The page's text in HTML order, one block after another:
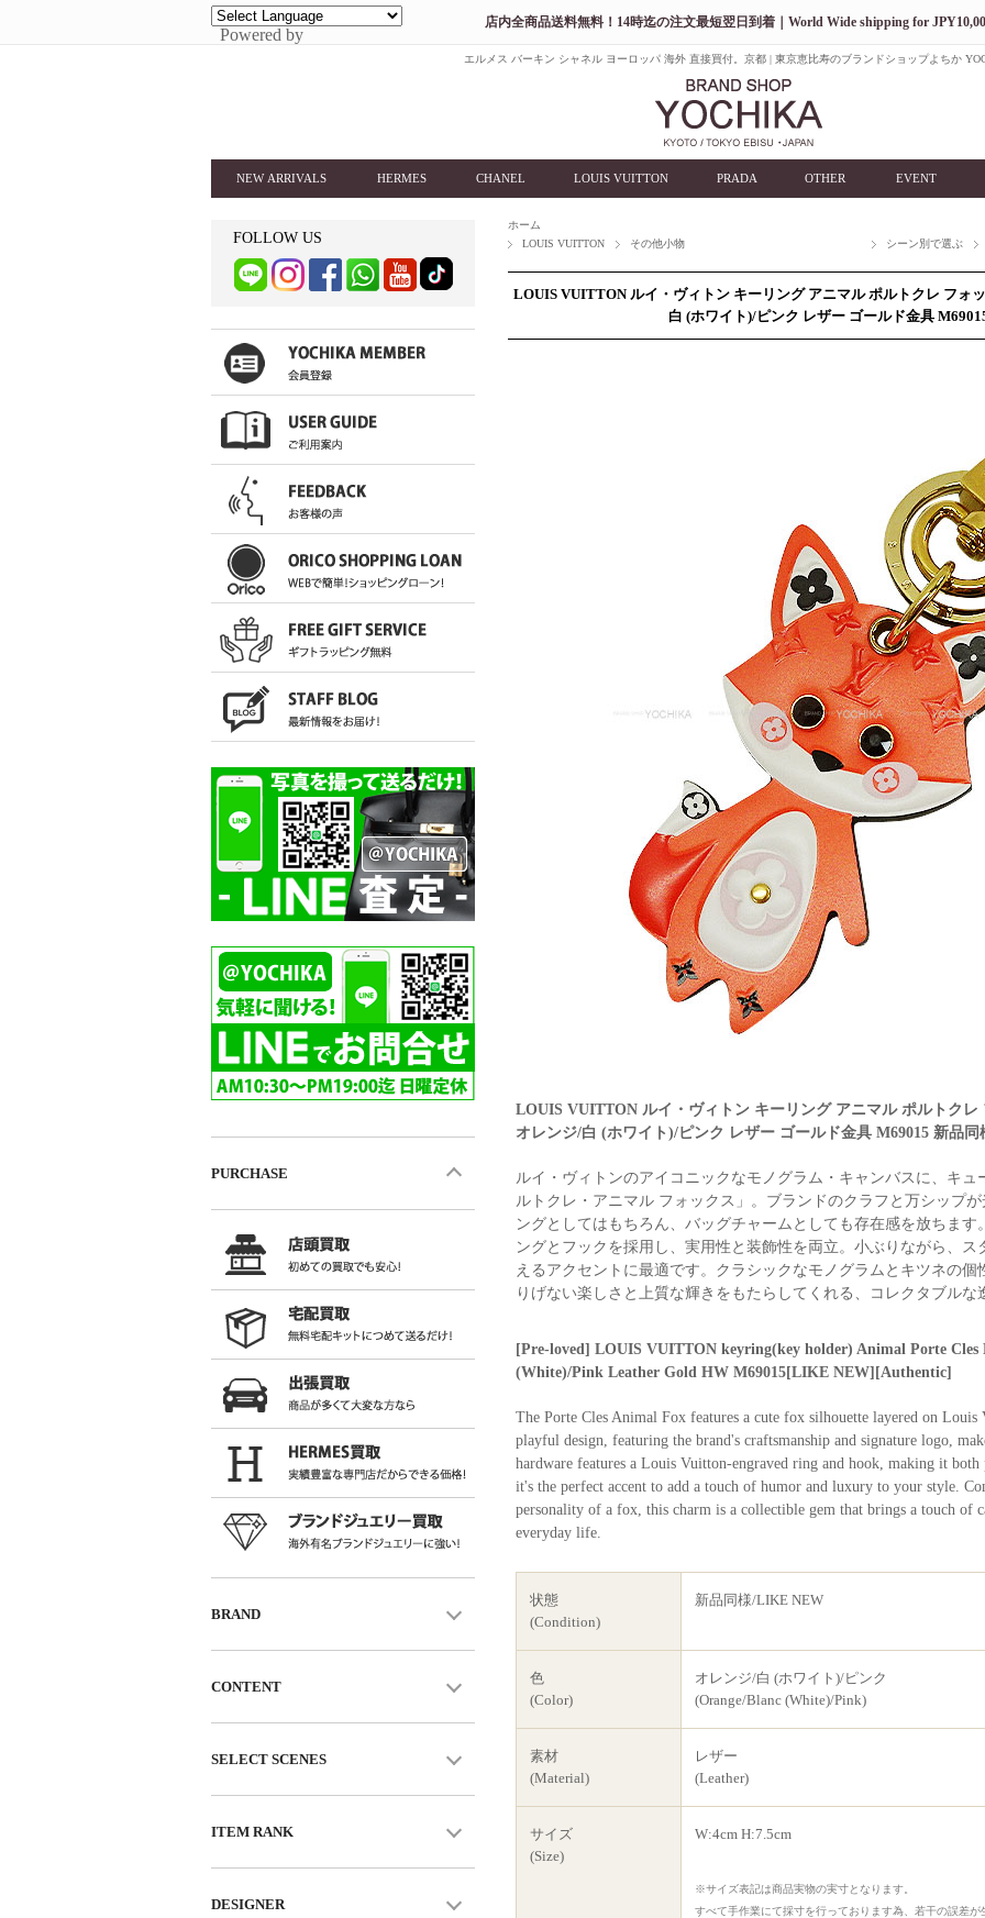
Powered by
店内全商品送料無料！14時迄の注文最短翌日到着｜World Wide shipping for
エルメス バーキン シャネル ヨーロッパ 海外 直接買付。京都 | 東京恵比寿のブランドショップよちか
NEW ARRIVALS HERMES CHANEL LOUIS VUITTON PRADA OTHER EVENT
ホーム
LOUIS VUITTON
その他小物 シーン別で選ぶ
LOUIS VUITTON ルイ・ヴィトン キーリング アニマル ポルトクレ フォ
白 (ホワイト)/ピンク レザー ゴールド金具
LOUIS VUITTON ルイ・ヴィトン キーリング アニマル ポルトク
オレンジ/白 (ホワイト)/ピンク レザー ゴールド金具 M69015 新品同
ルイ・ヴィトンのアイコニックなモノグラム・キャンバスに、キ
ルトクレ・アニマル フォックス」。ブランドのクラフと万シップ
ングとしてはもちろん、バッグチャームとしても存在感を放ちま
ングとフックを採用し、実用性と装飾性を両立。小ぶりながら、
えるアクセントに最適です。クラシックなモノグラムとキツネの
りげない楽しさと上質な輝きをもたらしてくれる、コレクタブルな
[Pre-loved] LOUIS VUITTON keyring(key holder) Animal Porte
(White)/Pink Leather Gold HW M69015[LIKE NEW][Authentic]
The Porte Cles Animal Fox features a cute fox silhouette layered on
playful design, featuring the brand's craftsmanship and signature logo,
hardware features a Louis Vuitton-engraved ring and hook, making it
it's the perfect accent to add a touch of humor and luxury to your style.
personality of a fox, this charm is a collectible gem that brings a touch of
everyday life.
状態
(Condition)
新品同様/LIKE NEW
色
(Color)
オレンジ/白 (ホワイト)/ピンク
(Orange/Blanc (White)/Pink)
素材
(Material)
レザー
(Leather)
サイズ
(Size)
W:4cm H:7.5cm
※サイズ表記は商品実物の実寸となります。
すべて手作業にて採寸を行っております為、若干の誤差
FOLLOW US
PURCHASE
BRAND
CONTENT
SELECT SCENES
ITEM RANK
DESIGNER